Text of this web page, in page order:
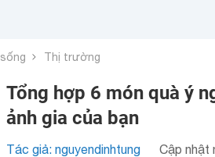
Thị trường
Tổng hợp 6 món quà ý
ảnh gia của bạn
Tác giả: nguyendinhtung Cập nhật